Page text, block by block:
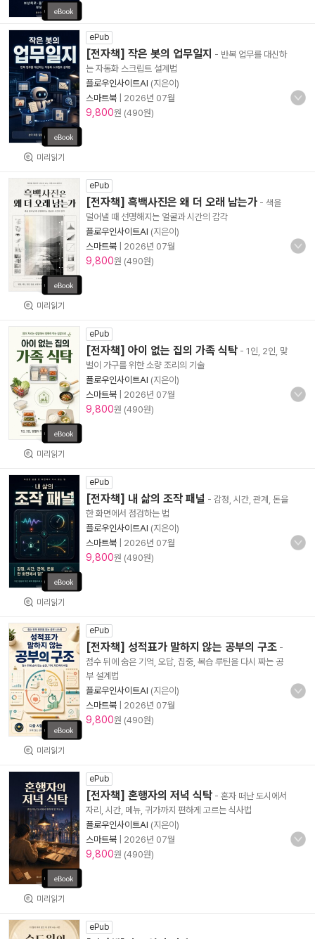
미리읽기
ePub
[전자책] 작은 봇의 업무일지 - 반복 업무를 대신하
는 자동화 스크립트 설계법
플로우인사이트AI (지은이)
스마트북
2026년 07월
9,800원 (490원)
미리읽기
ePub
[전자책] 흑백사진은 왜 더 오래 남는가 - 색을
덜어낼 때 선명해지는 얼굴과 시간의 감각
플로우인사이트AI (지은이)
스마트북
2026년 07월
9,800원 (490원)
미리읽기
ePub
[전자책] 아이 없는 집의 가족 식탁 - 1인, 2인, 맞
벌이 가구를 위한 소량 조리의 기술
플로우인사이트AI (지은이)
스마트북
2026년 07월
9,800원 (490원)
미리읽기
ePub
[전자책] 내 삶의 조작 패널 - 감정, 시간, 관계, 돈을
한 화면에서 점검하는 법
플로우인사이트AI (지은이)
스마트북
2026년 07월
9,800원 (490원)
미리읽기
ePub
[전자책] 성적표가 말하지 않는 공부의 구조 -
점수 뒤에 숨은 기억, 오답, 집중, 복습 루틴을 다시 짜는 공
부 설계법
플로우인사이트AI (지은이)
스마트북
2026년 07월
9,800원 (490원)
미리읽기
ePub
[전자책] 혼행자의 저녁 식탁 - 혼자 떠난 도시에서
자리, 시간, 메뉴, 귀가까지 편하게 고르는 식사법
플로우인사이트AI (지은이)
스마트북
2026년 07월
9,800원 (490원)
ePub